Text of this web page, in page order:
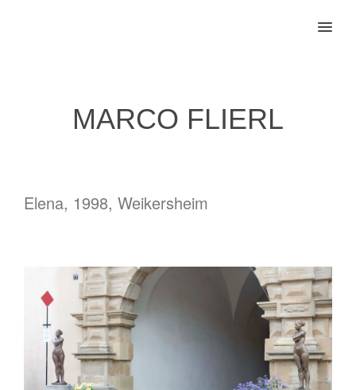
MENU
MARCO FLIERL
Elena, 1998, Weikersheim